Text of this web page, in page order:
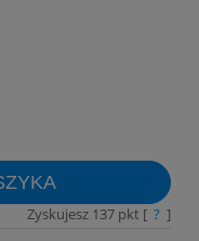
Zyskujesz 137pkt [ ? ]